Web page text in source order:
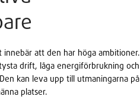
att den har höga ambitioner.
drift, låga energiförbrukning och
kan leva upp till utmaningarna på
platser.